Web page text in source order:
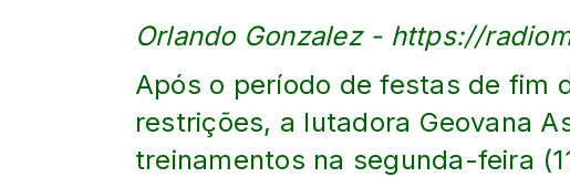
Orlando Gonzalez - https://
Após o período de festas de fim
restrições, a lutadora Geovana
treinamentos na segunda-feira